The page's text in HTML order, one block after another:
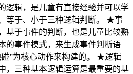
逻辑，是儿童有直接经验并可以学
等于、小于三种逻辑判断。 ★事
基于事件的判断，也是儿童比较熟
的事件模式，来生成事件判断语
碰”为核心动作来构建的。 ★逻辑
，三种基本逻辑运算是最重要的基